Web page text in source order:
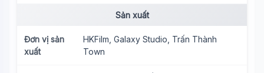
Sản xuất
Đơn vị sản
xuất
HKFilm, Galaxy Studio, Trấn Thành
Town